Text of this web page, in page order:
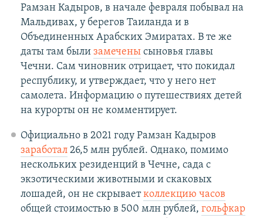
Рамзан Кадыров, в начале февраля побывал на
Мальдивах, у берегов Таиланда и в
Объединенных Арабских Эмиратах. В те же
даты там были замеченысыновья главы
Чечни. Сам чиновник отрицает, что покидал
республику, и утверждает, что у него нет
самолета. Информацию о путешествиях детей
на курорты он не комментирует.
Официально в 2021 году Рамзан Кадыров
заработал26,5 млн рублей. Однако, помимо
нескольких резиденций в Чечне, сада с
экзотическими животными и скаковых
лошадей, он не скрываетколлекцию часов
общей стоимостью в 500 млн рублей, гольфкар